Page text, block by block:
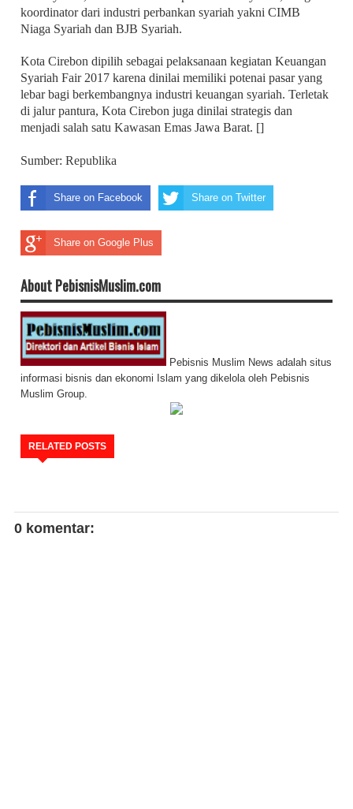
koordinator dari industri perbankan syariah yakni CIMB
Niaga Syariah dan BJB Syariah.
Kota Cirebon dipilih sebagai pelaksanaan kegiatan Keuangan
Syariah Fair 2017 karena dinilai memiliki potenai pasar yang
lebar bagi berkembangnya industri keuangan syariah. Terletak
di jalur pantura, Kota Cirebon juga dinilai strategis dan
menjadi salah satu Kawasan Emas Jawa Barat. []
Sumber: Republika
Share on Facebook Share on Twitter
Share on Google Plus
About PebisnisMuslim.com
Pebisnis Muslim News adalah situs
informasi bisnis dan ekonomi Islam yang dikelola oleh Pebisnis
Muslim Group.
RELATED POSTS
0 komentar: